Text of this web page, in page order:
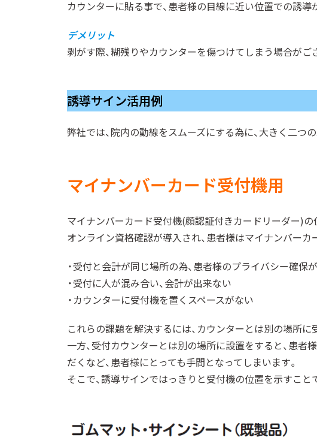
カウンターに貼る事で、患者様の目線に近い位置での誘
デメリット
剥がす際、糊残りやカウンターを傷つけてしまう場合がご
誘導サイン活用例
弊社では、院内の動線をスムーズにする為に、大きく二
マイナンバーカード受付機用
マイナンバーカード受付機(顔認証付きカードリーダー)
オンライン資格確認が導入され、患者様はマイナンバー
・受付と会計が同じ場所の為、患者様のプライバシー確保
・受付に人が混み合い、会計が出来ない
・カウンターに受付機を置くスペースがない
これらの課題を解決するには、カウンターとは別の場所に
一方、受付カウンターとは別の場所に設置をすると、患
だくなど、患者様にとっても手間となってしまいます。
そこで、誘導サインではっきりと受付機の位置を示すこ